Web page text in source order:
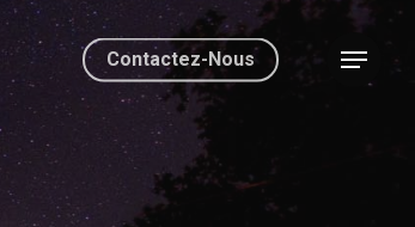
Contactez-Nous Menu